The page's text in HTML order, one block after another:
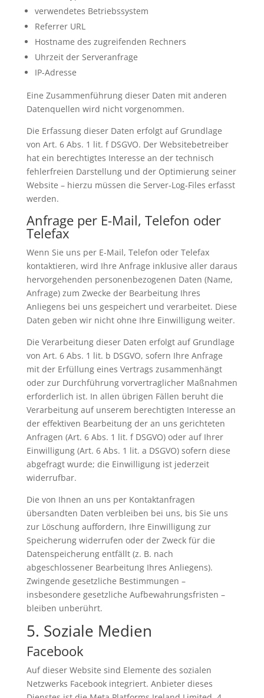
verwendetes Betriebssystem
Referrer URL
Hostname des zugreifenden Rechners
Uhrzeit der Serveranfrage
IP-Adresse
Eine Zusammenführung dieser Daten mit anderen
Datenquellen wird nicht vorgenommen.
Die Erfassung dieser Daten erfolgt auf Grundlage
von Art. 6 Abs. 1 lit. f DSGVO. Der Websitebetreiber
hat ein berechtigtes Interesse an der technisch
fehlerfreien Darstellung und der Optimierung seiner
Website – hierzu müssen die Server-Log-Files erfasst
werden.
Anfrage per E-Mail, Telefon oder
Telefax
Wenn Sie uns per E-Mail, Telefon oder Telefax
kontaktieren, wird Ihre Anfrage inklusive aller daraus
hervorgehenden personenbezogenen Daten (Name,
Anfrage) zum Zwecke der Bearbeitung Ihres
Anliegens bei uns gespeichert und verarbeitet. Diese
Daten geben wir nicht ohne Ihre Einwilligung weiter.
Die Verarbeitung dieser Daten erfolgt auf Grundlage
von Art. 6 Abs. 1 lit. b DSGVO, sofern Ihre Anfrage
mit der Erfüllung eines Vertrags zusammenhängt
oder zur Durchführung vorvertraglicher Maßnahmen
erforderlich ist. In allen übrigen Fällen beruht die
Verarbeitung auf unserem berechtigten Interesse an
der effektiven Bearbeitung der an uns gerichteten
Anfragen (Art. 6 Abs. 1 lit. f DSGVO) oder auf Ihrer
Einwilligung (Art. 6 Abs. 1 lit. a DSGVO) sofern diese
abgefragt wurde; die Einwilligung ist jederzeit
widerrufbar.
Die von Ihnen an uns per Kontaktanfragen
übersandten Daten verbleiben bei uns, bis Sie uns
zur Löschung auffordern, Ihre Einwilligung zur
Speicherung widerrufen oder der Zweck für die
Datenspeicherung entfällt (z. B. nach
abgeschlossener Bearbeitung Ihres Anliegens).
Zwingende gesetzliche Bestimmungen –
insbesondere gesetzliche Aufbewahrungsfristen –
bleiben unberührt.
5. Soziale Medien
Facebook
Auf dieser Website sind Elemente des sozialen
Netzwerks Facebook integriert. Anbieter dieses